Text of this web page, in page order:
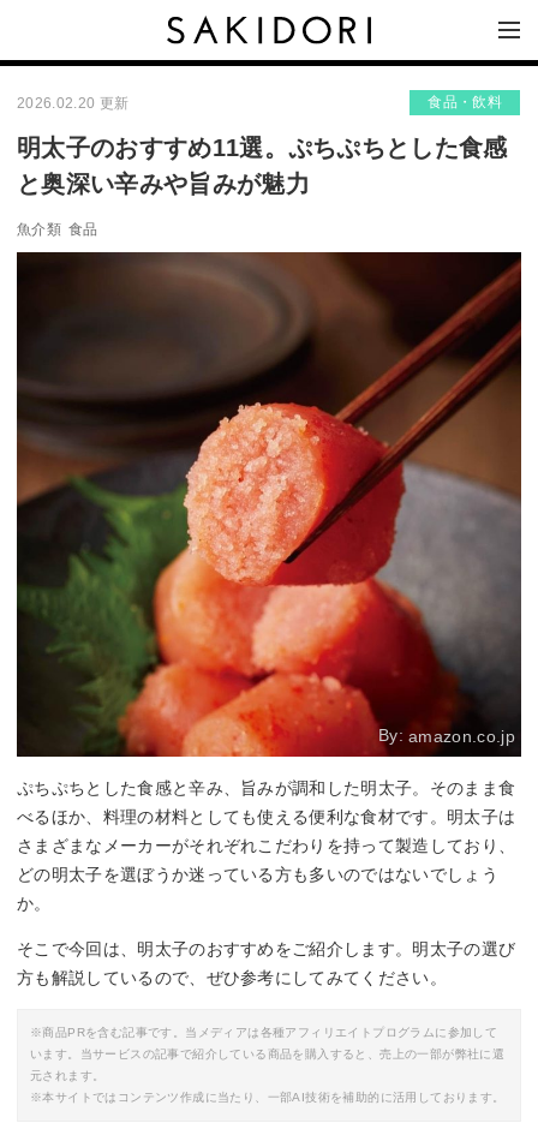
2026.02.20 更新 食品・飲料
明太子のおすすめ11選。ぷちぷちとした食感
と奥深い辛みや旨みが魅力
魚介類 食品
By:amazon.co.jp
ぷちぷちとした食感と辛み、旨みが調和した明太子。そのまま食
べるほか、料理の材料としても使える便利な食材です。明太子は
さまざまなメーカーがそれぞれこだわりを持って製造しており、
どの明太子を選ぼうか迷っている方も多いのではないでしょう
か。
そこで今回は、明太子のおすすめをご紹介します。明太子の選び
方も解説しているので、ぜひ参考にしてみてください。
※商品PRを含む記事です。当メディアは各種アフィリエイトプログラムに参加して
います。当サービスの記事で紹介している商品を購入すると、売上の一部が弊社に還
元されます。
※本サイトではコンテンツ作成に当たり、一部AI技術を補助的に活用しております。